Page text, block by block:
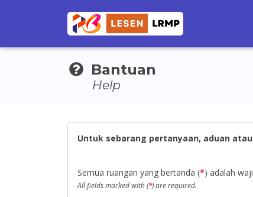
Bantuan
Help
Untuk sebarang pertanyaan, aduan
Semua ruangan yang bertanda (*) adalah
All fields marked with (*) are required.